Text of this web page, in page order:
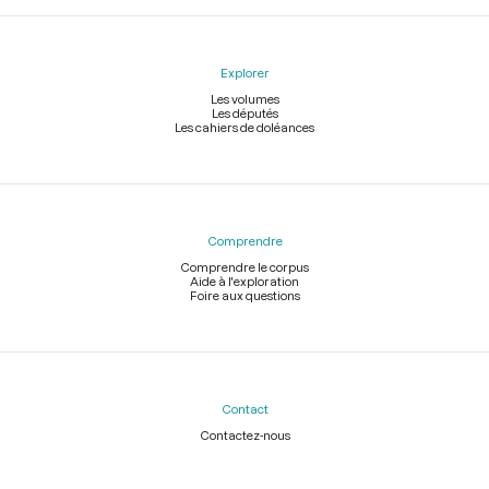
Explorer
Les volumes
Les députés
Les cahiers de doléances
Comprendre
Comprendre le corpus
Aide à l'exploration
Foire aux questions
Contact
Contactez-nous